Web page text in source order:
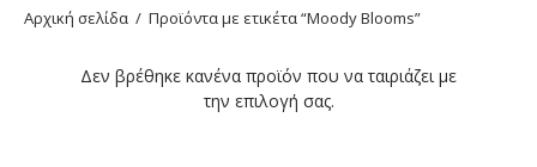
Αρχική σελίδα / Προϊόντα με ετικέτα “Moody Blooms”
Δεν βρέθηκε κανένα προϊόν που να ταιριάζει με
την επιλογή σας.